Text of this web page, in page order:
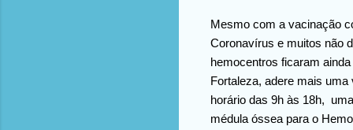
Mesmo com a vacinação
Coronavírus e muitos não
hemocentros ficaram
Fortaleza, adere mais
horário das 9h às 18h,
médula óssea para o